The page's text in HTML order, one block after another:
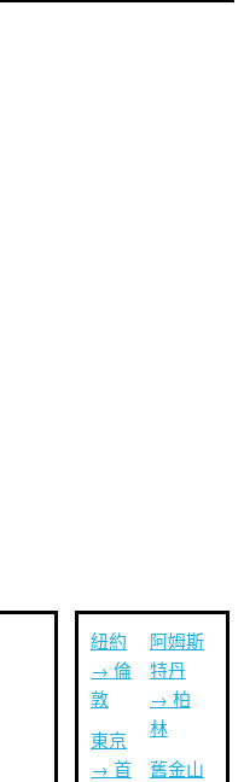
紐約
→ 倫
敦
東京
→ 首
阿姆斯
特丹
→ 柏
林
舊金山